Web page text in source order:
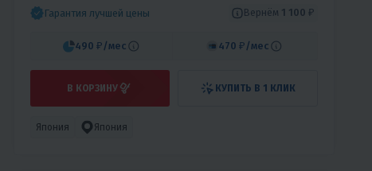
Гарантия лучшей цены Вернём 1 100 ₽
490 ₽ /мес 470 ₽ /мес
В КОРЗИНУ КУПИТЬ В 1 КЛИК
Япония Япония